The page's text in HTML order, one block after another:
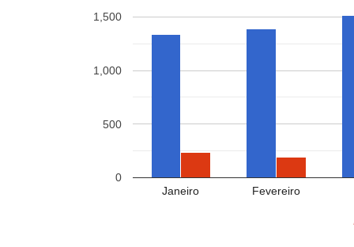
Janeiro Fevereiro
0
500
1,000
1,500